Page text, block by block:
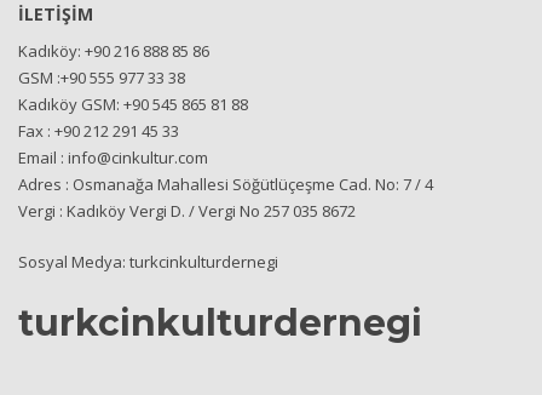
İLETİŞİM
Kadıköy: +90 216 888 85 86
GSM :+90 555 977 33 38
Kadıköy GSM: +90 545 865 81 88
Fax : +90 212 291 45 33
Email : info@cinkultur.com
Adres : Osmanağa Mahallesi Söğütlüçeşme Cad. No: 7 / 4
Vergi : Kadıköy Vergi D. / Vergi No 257 035 8672
Sosyal Medya: turkcinkulturdernegi
turkcinkulturdernegi